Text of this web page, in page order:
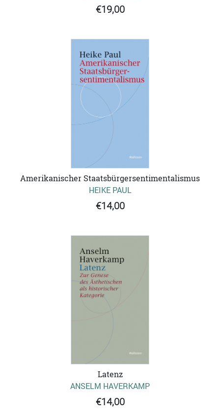
€19,00
Amerikanischer Staatsbürgersentimentalismus
HEIKE PAUL
€14,00
Latenz
ANSELM HAVERKAMP
€14,00